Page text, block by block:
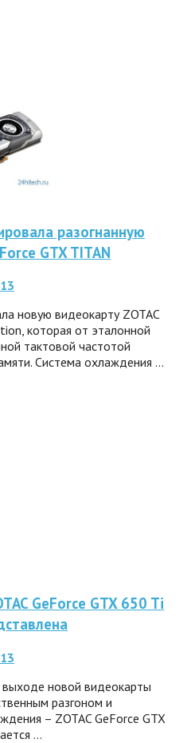
разогнанную
GTX TITAN
новую видеокарту ZOTAC
которая от эталонной
тактовой частотой
Система охлаждения …
GeForce GTX 650 Ti
выходе новой видеокарты
разгоном и
– ZOTAC GeForce GTX
…